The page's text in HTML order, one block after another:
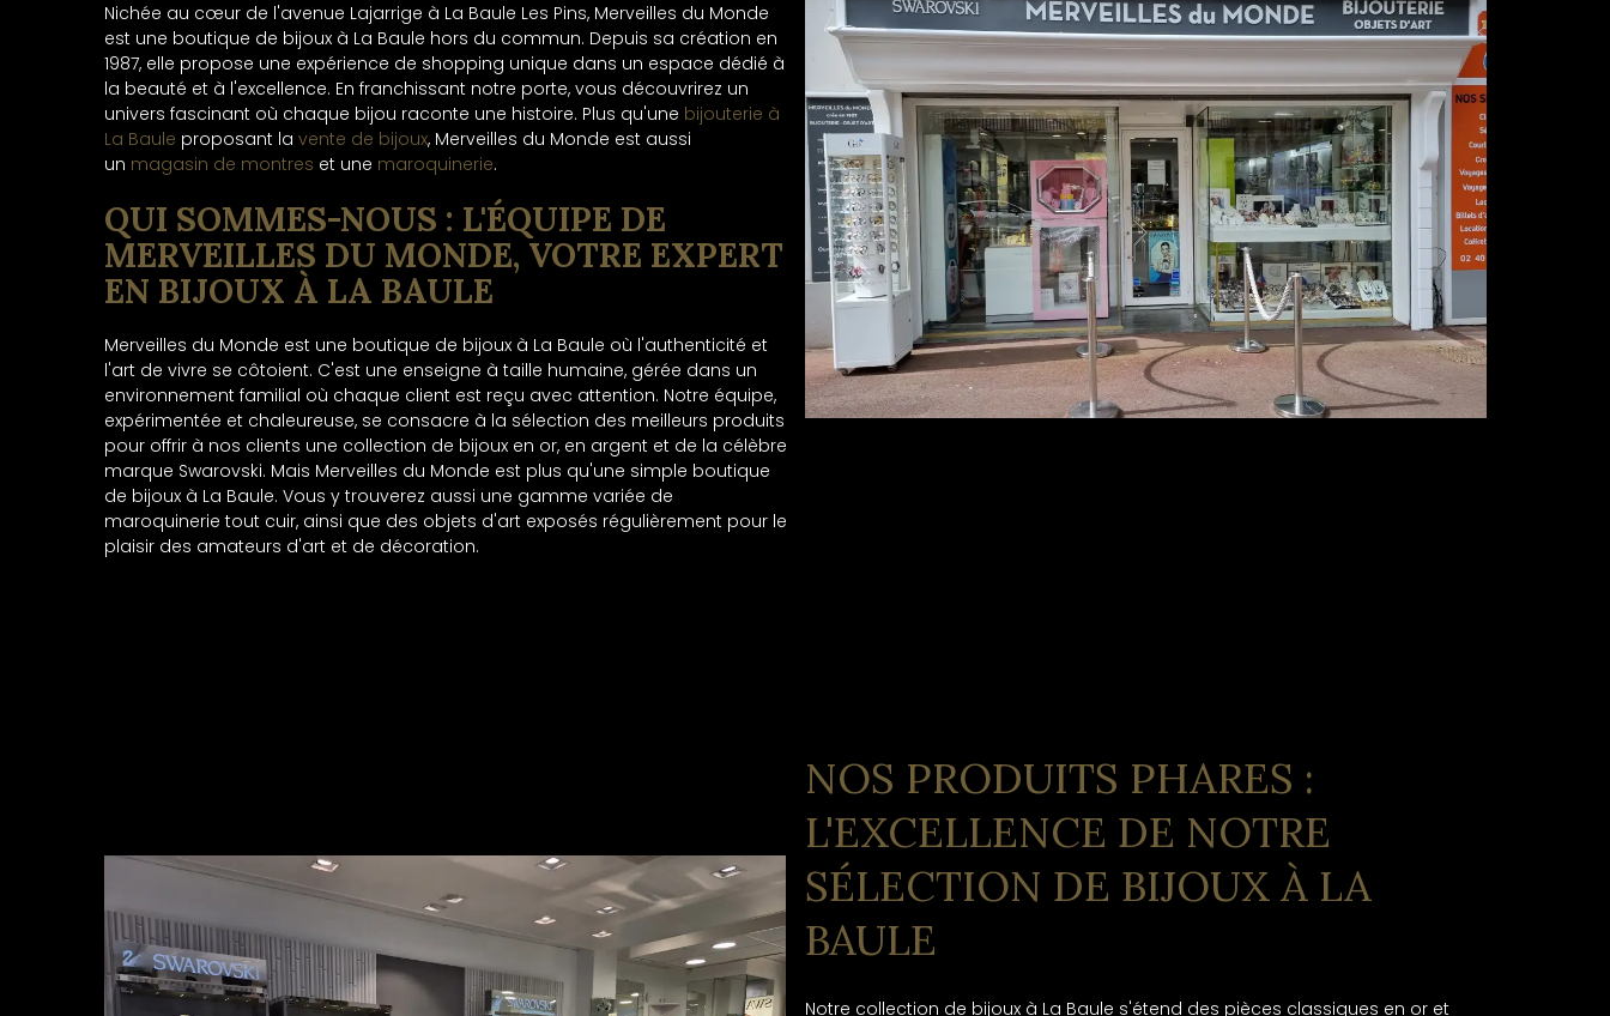
Nichée au cœur de l'avenue Lajarrige à La Baule Les Pins, Merveilles du Monde
est une boutique de bijoux à La Baule hors du commun. Depuis sa création en
1987, elle propose une expérience de shopping unique dans un espace dédié à
la beauté et à l'excellence. En franchissant notre porte, vous découvrirez un
univers fascinant où chaque bijou raconte une histoire. Plus qu'une bijouterie à
La Baule proposant la vente de bijoux, Merveilles du Monde est aussi
un magasin de montres et une maroquinerie.
QUI SOMMES-NOUS : L'ÉQUIPE DE
MERVEILLES DU MONDE, VOTRE EXPERT
EN BIJOUX À LA BAULE
Merveilles du Monde est une boutique de bijoux à La Baule où l'authenticité et
l'art de vivre se côtoient. C'est une enseigne à taille humaine, gérée dans un
environnement familial où chaque client est reçu avec attention. Notre équipe,
expérimentée et chaleureuse, se consacre à la sélection des meilleurs produits
pour offrir à nos clients une collection de bijoux en or, en argent et de la célèbre
marque Swarovski. Mais Merveilles du Monde est plus qu'une simple boutique
de bijoux à La Baule. Vous y trouverez aussi une gamme variée de
maroquinerie tout cuir, ainsi que des objets d'art exposés régulièrement pour le
plaisir des amateurs d'art et de décoration.
NOS PRODUITS PHARES :
L'EXCELLENCE DE NOTRE
SÉLECTION DE BIJOUX À LA
BAULE
Notre collection de bijoux à La Baule s'étend des pièces classiques en or et